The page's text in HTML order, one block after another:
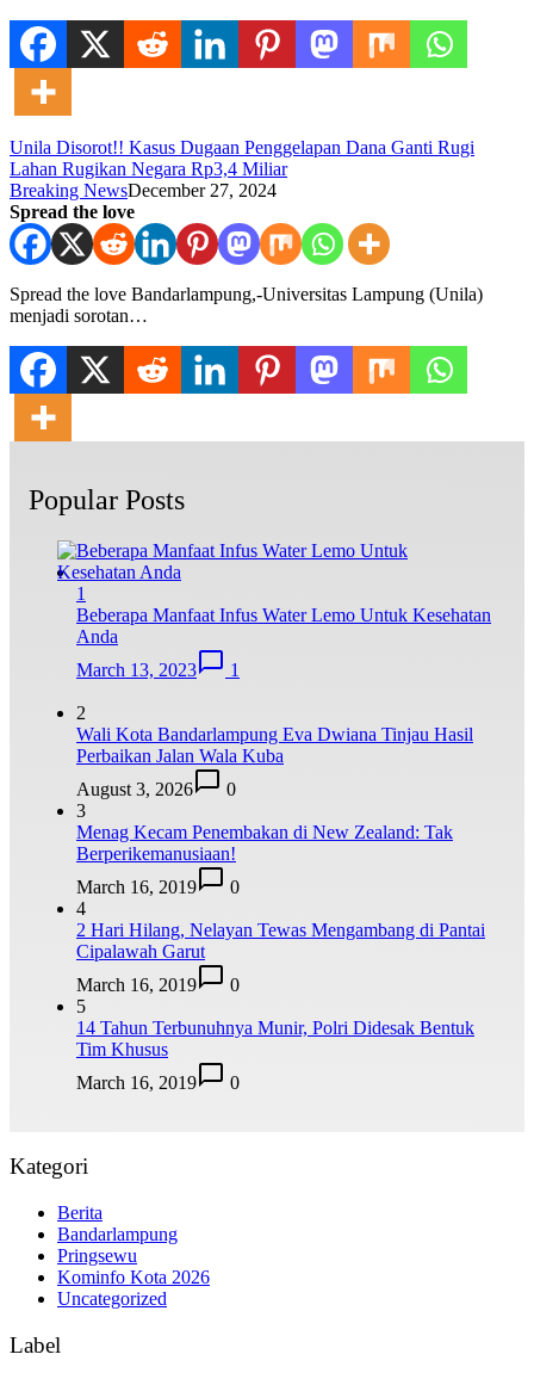
Unila Disorot!! Kasus Dugaan Penggelapan Dana Ganti Rugi
Lahan Rugikan Negara Rp3,4 Miliar
Breaking NewsDecember 27, 2024
Spread the love
Spread the love Bandarlampung,-Universitas Lampung (Unila)
menjadi sorotan…
Popular Posts
1
Beberapa Manfaat Infus Water Lemo Untuk Kesehatan
Anda
March 13, 2023
1
2
Wali Kota Bandarlampung Eva Dwiana Tinjau Hasil
Perbaikan Jalan Wala Kuba
August 3, 2026
0
3
Menag Kecam Penembakan di New Zealand: Tak
Berperikemanusiaan!
March 16, 2019
0
4
2 Hari Hilang, Nelayan Tewas Mengambang di Pantai
Cipalawah Garut
March 16, 2019
0
5
14 Tahun Terbunuhnya Munir, Polri Didesak Bentuk
Tim Khusus
March 16, 2019
0
Kategori
Berita
Bandarlampung
Pringsewu
Kominfo Kota 2026
Uncategorized
Label